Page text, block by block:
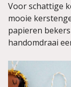
Voor schattige
mooie
papieren
handomdraai